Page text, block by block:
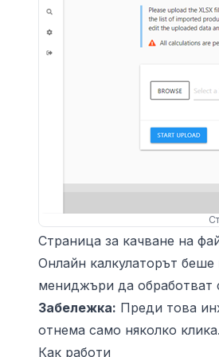
Страница за качване на
Онлайн калкулаторът беше
мениджъри да обработват
Забележка: Преди това
отнема само няколко клика.
Как работи